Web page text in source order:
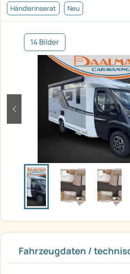
Händlerinserat Neu
14 Bilder
zurück
Fahrzeugdaten /